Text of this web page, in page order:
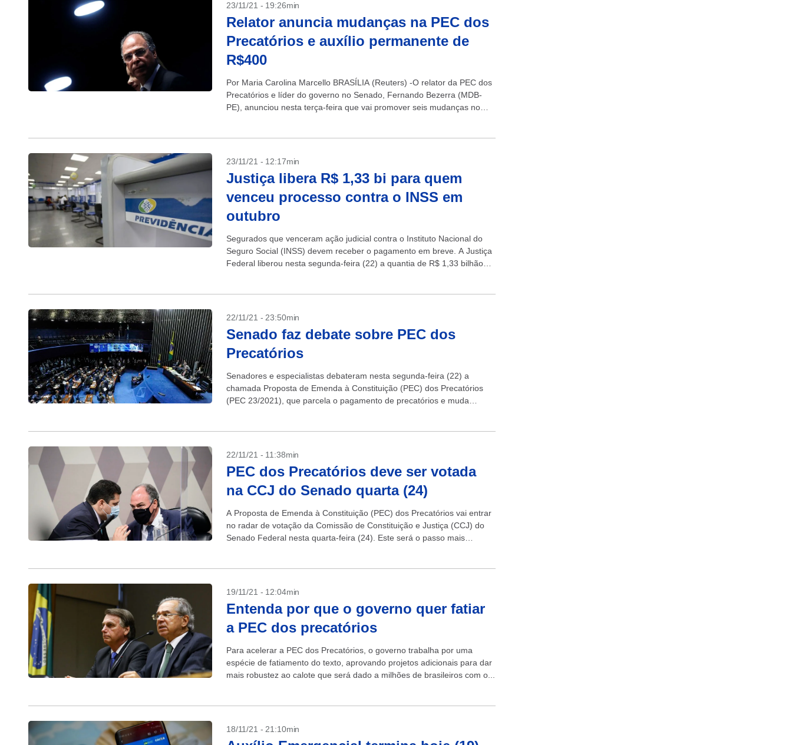
23/11/21 - 19:26min
Relator anuncia mudanças na PEC dos
Precatórios e auxílio permanente de
R$400
Por Maria Carolina Marcello BRASÍLIA (Reuters) -O relator da PEC dos
Precatórios e líder do governo no Senado, Fernando Bezerra (MDB-
PE), anunciou nesta terça-feira que vai promover seis mudanças no
23/11/21 - 12:17min
Justiça libera R$ 1,33 bi para quem
venceu processo contra o INSS em
outubro
Segurados que venceram ação judicial contra o Instituto Nacional do
Seguro Social (INSS) devem receber o pagamento em breve. A Justiça
Federal liberou nesta segunda-feira (22) a quantia de R$ 1,33 bilhão
22/11/21 - 23:50min
Senado faz debate sobre PEC dos
Precatórios
Senadores e especialistas debateram nesta segunda-feira (22) a
chamada Proposta de Emenda à Constituição (PEC) dos Precatórios
(PEC 23/2021), que parcela o pagamento de precatórios e muda
22/11/21 - 11:38min
PEC dos Precatórios deve ser votada
na CCJ do Senado quarta (24)
A Proposta de Emenda à Constituição (PEC) dos Precatórios vai entrar
no radar de votação da Comissão de Constituição e Justiça (CCJ) do
Senado Federal nesta quarta-feira (24). Este será o passo mais
19/11/21 - 12:04min
Entenda por que o governo quer fatiar
a PEC dos precatórios
Para acelerar a PEC dos Precatórios, o governo trabalha por uma
espécie de fatiamento do texto, aprovando projetos adicionais para dar
mais robustez ao calote que será dado a milhões de brasileiros com o...
18/11/21 - 21:10min